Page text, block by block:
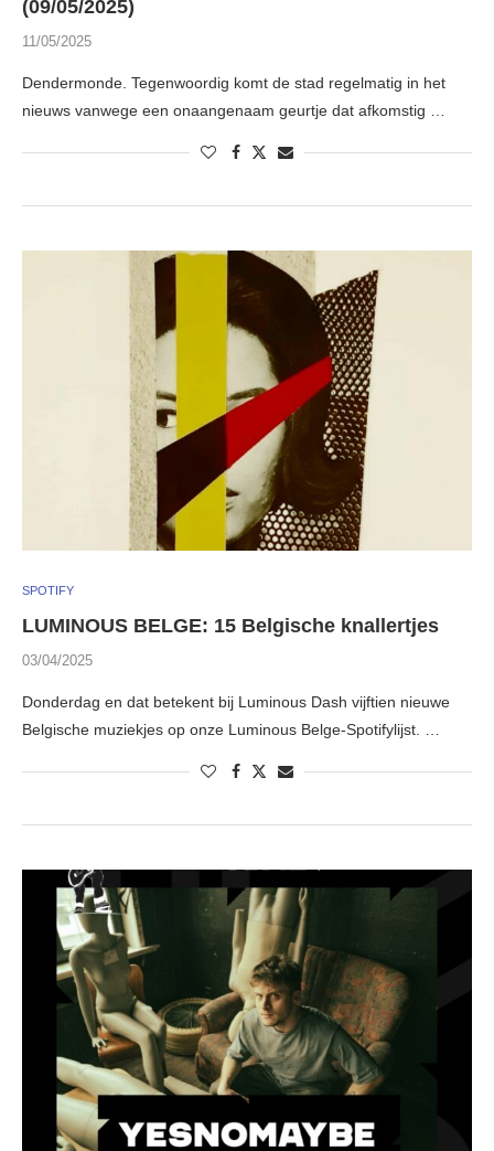
(09/05/2025)
11/05/2025
Dendermonde. Tegenwoordig komt de stad regelmatig in het
nieuws vanwege een onaangenaam geurtje dat afkomstig …
SPOTIFY
LUMINOUS BELGE: 15 Belgische knallertjes
03/04/2025
Donderdag en dat betekent bij Luminous Dash vijftien nieuwe
Belgische muziekjes op onze Luminous Belge-Spotifylijst. …